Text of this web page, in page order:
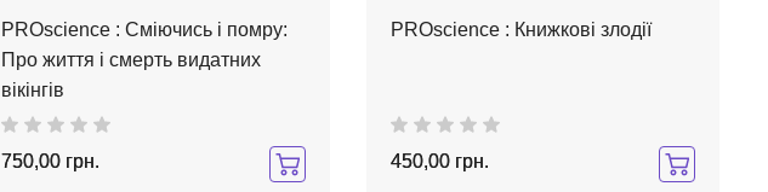
PROscience : Сміючись і помру:
Про життя і смерть видатних
вікінгів
750,00 грн.
PROscience : Книжкові злодії
450,00 грн.